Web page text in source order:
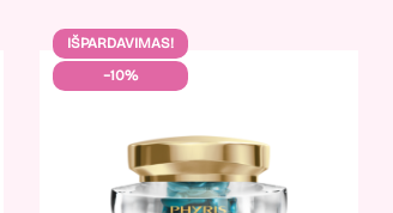
IŠPARDAVIMAS!
−10%